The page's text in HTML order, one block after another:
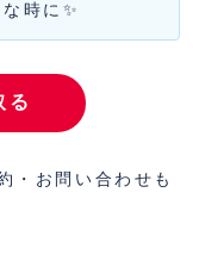
時に✨
る
・お問い合わせも